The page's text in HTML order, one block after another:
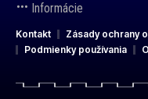
Informácie
Kontakt
Zásady ochrany
Podmienky používania